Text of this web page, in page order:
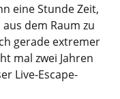
eine Stunde Zeit,
dem Raum zu
gerade extremer
mal zwei Jahren
Live-Escape-